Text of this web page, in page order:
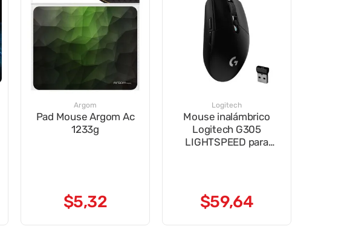
Argom
Pad Mouse Argom Ac
1233g
$5,32
Logitech
Mouse inalámbrico
Logitech G305
LIGHTSPEED para
$59,64